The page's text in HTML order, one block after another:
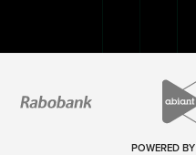
POWERED BY